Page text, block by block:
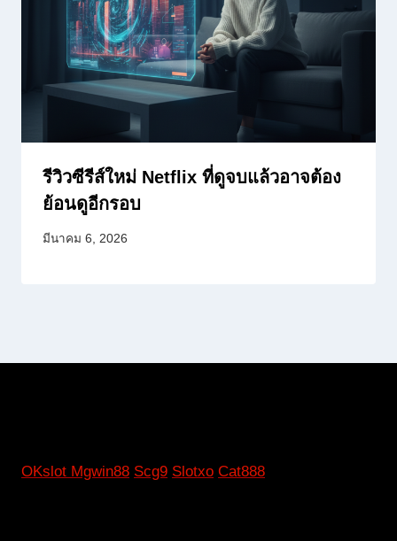
รีวิวซีรีส์ใหม่ Netflix ที่ดูจบแล้วอาจต้อง
ย้อนดูอีกรอบ
มีนาคม 6, 2026
OKslot Mgwin88 Scg9 Slotxo Cat888